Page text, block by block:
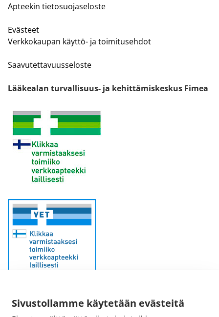
Sivustollamme käytetään evästeitä
Apteekin tietosuojaseloste
Evästeet
Verkkokaupan käyttö- ja toimitusehdot
Saavutettavuusseloste
Lääkealan turvallisuus- ja kehittämiskeskus Fimea
Sähköpostiosoite: